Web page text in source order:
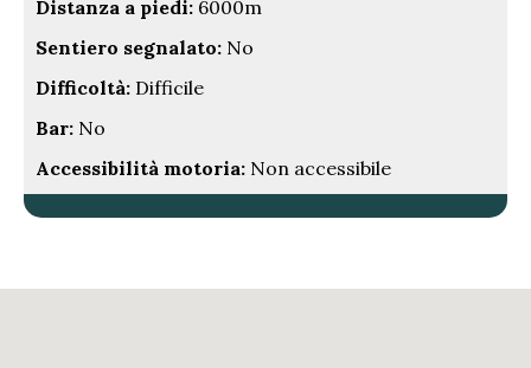
Distanza a piedi: 6000m
Sentiero segnalato: No
Difficoltà: Difficile
Bar: No
Accessibilità motoria: Non accessibile